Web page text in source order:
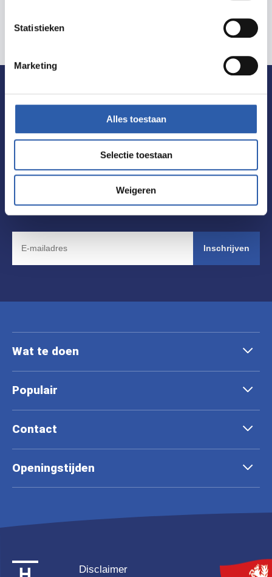
Statistieken
Marketing
Alles toestaan
Selectie toestaan
Weigeren
De allerleukste tips voor uitjes in
Hengelo ontvangen?
Schrijf je dan nu in voor de nieuwsbrief! Zo ben jij
altijd als eerste op de hoogte van de laatste
nieuwtjes en de leukste tips.
Inschrijven
Wat te doen
Populair
Contact
Openingstijden
Disclaimer